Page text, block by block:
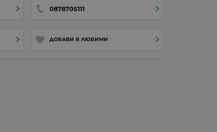
0878705111
ДОБАВИ В ЛЮБИМИ